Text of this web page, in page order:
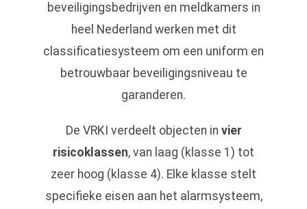
beveiligingsbedrijven en meldkamers in
heel Nederland werken met dit
classificatiesysteem om een uniform en
betrouwbaar beveiligingsniveau te
garanderen.
De VRKI verdeelt objecten in vier
risicoklassen, van laag (klasse 1) tot
zeer hoog (klasse 4). Elke klasse stelt
specifieke eisen aan het alarmsysteem,